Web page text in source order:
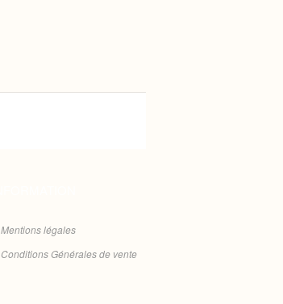
Mentions légales
Conditions Générales de vente